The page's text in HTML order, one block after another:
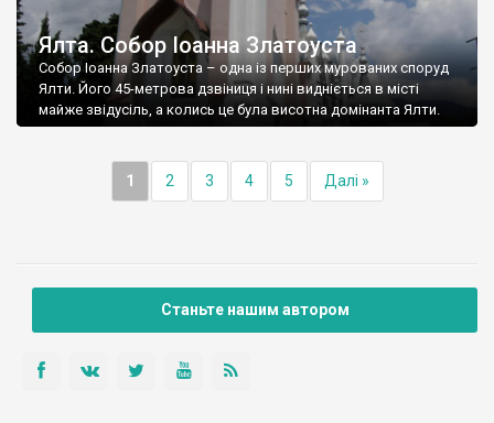
Ялта. Собор Іоанна Златоуста
Собор Іоанна Златоуста – одна із перших мурованих споруд
Ялти. Його 45-метрова дзвіниця і нині видніється в місті
майже звідусіль, а колись це була висотна домінанта Ялти.
1 2 3 4 5 Далі »
Станьте нашим автором